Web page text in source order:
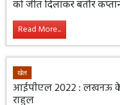
रोहित
Read More...
खेल